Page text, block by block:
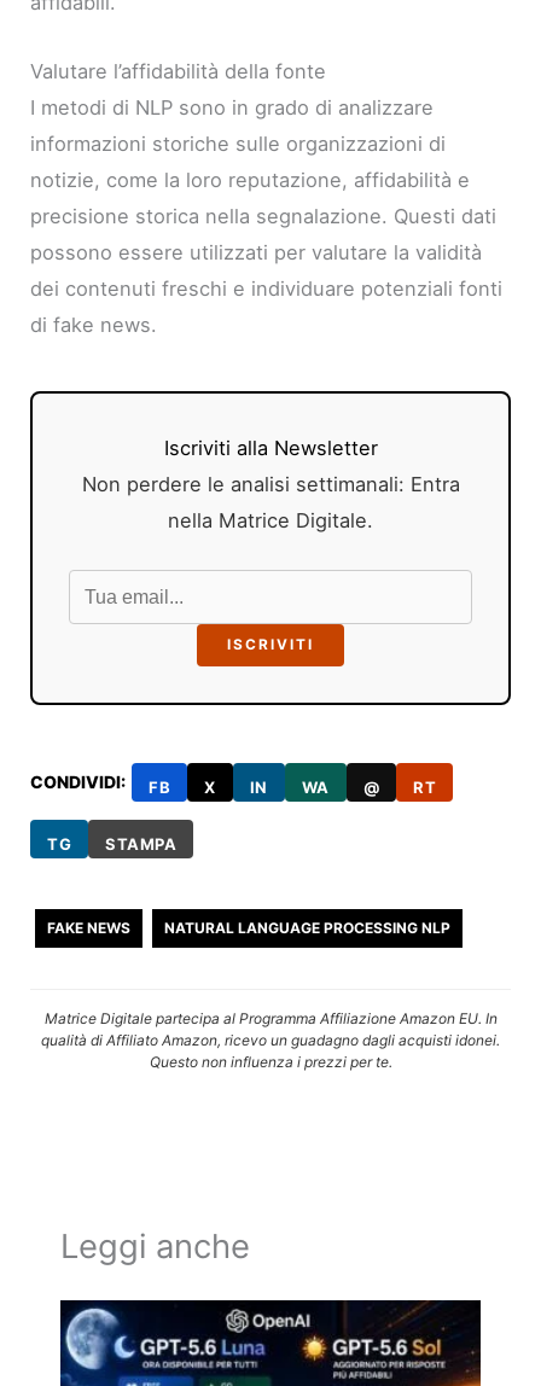
Valutare l’affidabilità della fonte
I metodi di NLP sono in grado di analizzare
informazioni storiche sulle organizzazioni di
notizie, come la loro reputazione, affidabilità e
precisione storica nella segnalazione. Questi dati
possono essere utilizzati per valutare la validità
dei contenuti freschi e individuare potenziali fonti
di fake news.
Iscriviti alla Newsletter
Non perdere le analisi settimanali: Entra
nella Matrice Digitale.
ISCRIVITI
CONDIVIDI: FB X IN WA @ RT
TG STAMPA
FAKE NEWS NATURAL LANGUAGE PROCESSING NLP
Matrice Digitale partecipa al Programma Affiliazione Amazon EU. In
qualità di Affiliato Amazon, ricevo un guadagno dagli acquisti idonei.
Questo non influenza i prezzi per te.
Leggi anche